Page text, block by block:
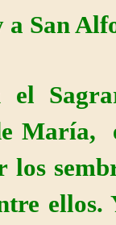
San
María,